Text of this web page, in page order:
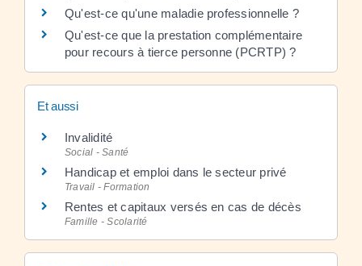
Qu'est-ce qu'une maladie professionnelle ?
Qu'est-ce que la prestation complémentaire
pour recours à tierce personne (PCRTP) ?
Et aussi
Invalidité
Social - Santé
Handicap et emploi dans le secteur privé
Travail - Formation
Rentes et capitaux versés en cas de décès
Famille - Scolarité